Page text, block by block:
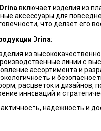
Drina включает изделия из
аксессуары для
что делает его
Drina:
из
линии с
ассортимента и
и
расцветок и дизайнов,
инноваций и
надежность и